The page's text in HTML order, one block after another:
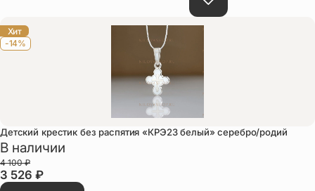
Упаковка
Цепи
Чётки
Шнурки на
шею
Хит
-14%
Детский крестик без распятия «КРЭ23 белый» серебро/родий
В наличии
3 526 ₽
4 100₽